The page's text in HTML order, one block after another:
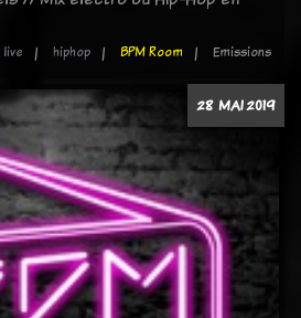
live hiphop BPM Room Emissions
28 MAI 2019